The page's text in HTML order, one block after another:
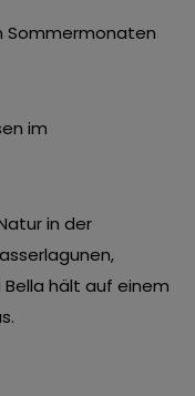
Sommermonaten
im
in der
Bella hält auf einem